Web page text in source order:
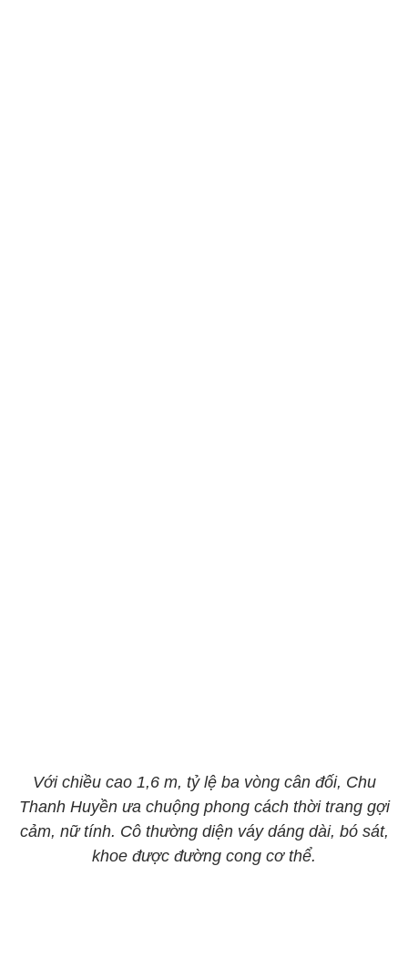
Với chiều cao 1,6 m, tỷ lệ ba vòng cân đối, Chu
Thanh Huyền ưa chuộng phong cách thời trang gợi
cảm, nữ tính. Cô thường diện váy dáng dài, bó sát,
khoe được đường cong cơ thể.